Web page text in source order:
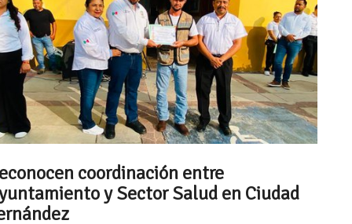
coordinación entre
y Sector Salud en Ciudad